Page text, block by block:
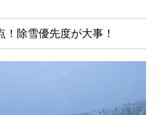
除雪優先度が大事！